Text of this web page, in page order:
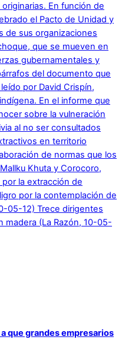
En función de
el Pacto de Unidad y
de sus organizaciones
que se mueven en
gubernamentales y
del documento que
por David Crispín,
En el informe que
sobre la vulneración
al no ser consultados
en territorio
de normas que los
Khuta y Corocoro,
la extracción de
por la contemplación de
05-12) Trece dirigentes
madera (La Razón, 10-05-
que grandes empresarios